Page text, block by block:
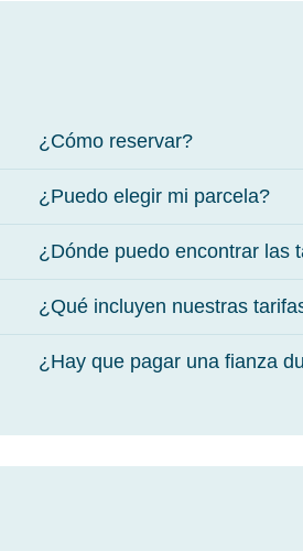
¿Cómo reservar?
¿Puedo elegir mi parcela?
¿Dónde puedo encontrar las
¿Qué incluyen nuestras
¿Hay que pagar una fianza